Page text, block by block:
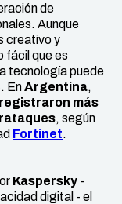
de
Aunque
creativo y
fácil que es
tecnología puede
EnArgentina,
más
, según
Fortinet.
Kaspersky -
digital - el